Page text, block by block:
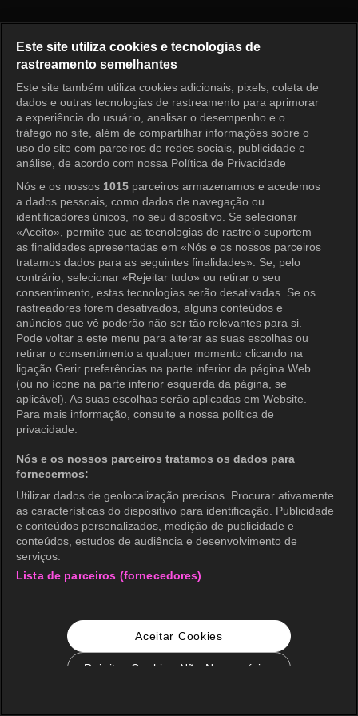
Entrar
Este site utiliza cookies e tecnologias de
rastreamento semelhantes
Este site também utiliza cookies adicionais, pixels, coleta de
dados e outras tecnologias de rastreamento para aprimorar
a experiência do usuário, analisar o desempenho e o
tráfego no site, além de compartilhar informações sobre o
uso do site com parceiros de redes sociais, publicidade e
análise, de acordo com nossa Política de Privacidade
Nós e os nossos 1015 parceiros armazenamos e acedemos
a dados pessoais, como dados de navegação ou
identificadores únicos, no seu dispositivo. Se selecionar
«Aceito», permite que as tecnologias de rastreio suportem
as finalidades apresentadas em «Nós e os nossos parceiros
tratamos dados para as seguintes finalidades». Se, pelo
contrário, selecionar «Rejeitar tudo» ou retirar o seu
consentimento, estas tecnologias serão desativadas. Se os
rastreadores forem desativados, alguns conteúdos e
anúncios que vê poderão não ser tão relevantes para si.
Pode voltar a este menu para alterar as suas escolhas ou
retirar o consentimento a qualquer momento clicando na
ligação Gerir preferências na parte inferior da página Web
(ou no ícone na parte inferior esquerda da página, se
aplicável). As suas escolhas serão aplicadas em Website.
Para mais informação, consulte a nossa política de
privacidade.
Nós e os nossos parceiros tratamos os dados para
fornecermos:
Utilizar dados de geolocalização precisos. Procurar ativamente
as características do dispositivo para identificação. Publicidade
e conteúdos personalizados, medição de publicidade e
conteúdos, estudos de audiência e desenvolvimento de
serviços.
Lista de parceiros (fornecedores)
Aceitar Cookies
Rejeitar Cookies Não Necessários